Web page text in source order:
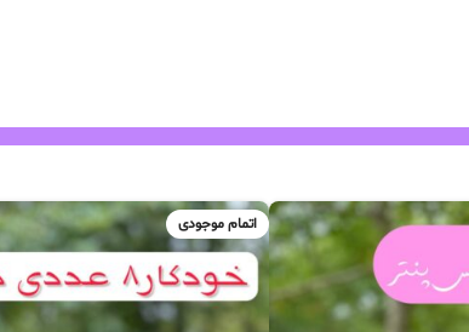
اتمام موجودی